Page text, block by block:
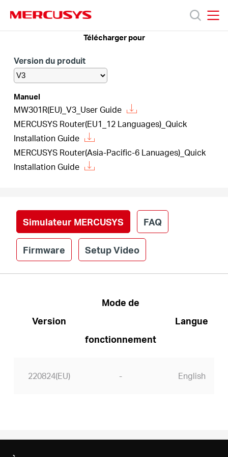
MERCUSYS
MERCUSYS
Support
propos
Canada
Français
Télécharger pour
Version du produit
Manuel
MW301R(EU)_V3_User Guide
MERCUSYS Router(EU1_12 Languages)_Quick
Installation Guide
MERCUSYS Router(Asia-Pacific-6 Lanuages)_Quick
Installation Guide
Simulateur MERCUSYS FAQ
Firmware Setup Video
Version
Mode de
fonctionnement
Langue
220824(EU) - English